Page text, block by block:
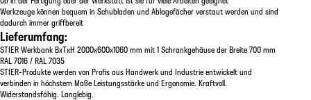
Werkzeuge können bequem in Schubladen und Ablagefächer verstaut werden und sind
dadurch immer griffbereit
Lieferumfang:
STIER Werkbank BxTxH 2000x600x1060 mm mit 1 Schrankgehäuse der Breite 700 mm
RAL 7016 / RAL 7035
STIER-Produkte werden von Profis aus Handwerk und Industrie entwickelt und
verbinden in höchstem Maße Leistungsstärke und Ergonomie. Kraftvoll.
Widerstandsfähig. Langlebig.